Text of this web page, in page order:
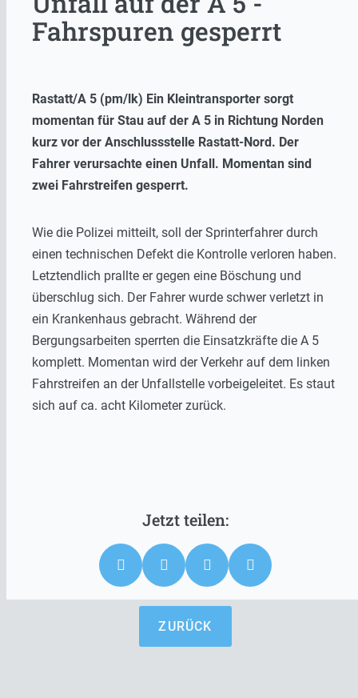
Fahrspuren gesperrt
Rastatt/A 5 (pm/lk) Ein Kleintransporter sorgt
momentan für Stau auf der A 5 in Richtung Norden
kurz vor der Anschlussstelle Rastatt-Nord. Der
Fahrer verursachte einen Unfall. Momentan sind
zwei Fahrstreifen gesperrt.
Wie die Polizei mitteilt, soll der Sprinterfahrer durch
einen technischen Defekt die Kontrolle verloren haben.
Letztendlich prallte er gegen eine Böschung und
überschlug sich. Der Fahrer wurde schwer verletzt in
ein Krankenhaus gebracht. Während der
Bergungsarbeiten sperrten die Einsatzkräfte die A 5
komplett. Momentan wird der Verkehr auf dem linken
Fahrstreifen an der Unfallstelle vorbeigeleitet. Es staut
sich auf ca. acht Kilometer zurück.
ZURÜCK